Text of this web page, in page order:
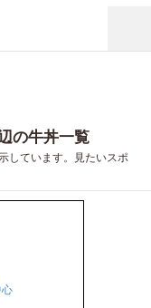
の牛丼一覧
しています。見たいスポ